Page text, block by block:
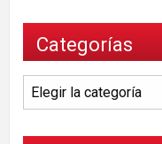
Categorías
Categorías